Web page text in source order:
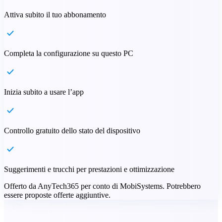
Attiva subito il tuo abbonamento
Completa la configurazione su questo PC
Inizia subito a usare l’app
Controllo gratuito dello stato del dispositivo
Suggerimenti e trucchi per prestazioni e ottimizzazione
Offerto da AnyTech365 per conto di MobiSystems. Potrebbero
essere proposte offerte aggiuntive.